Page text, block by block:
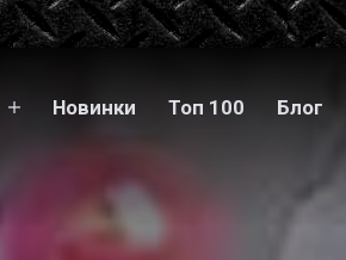
Новинки Топ 100 Блог